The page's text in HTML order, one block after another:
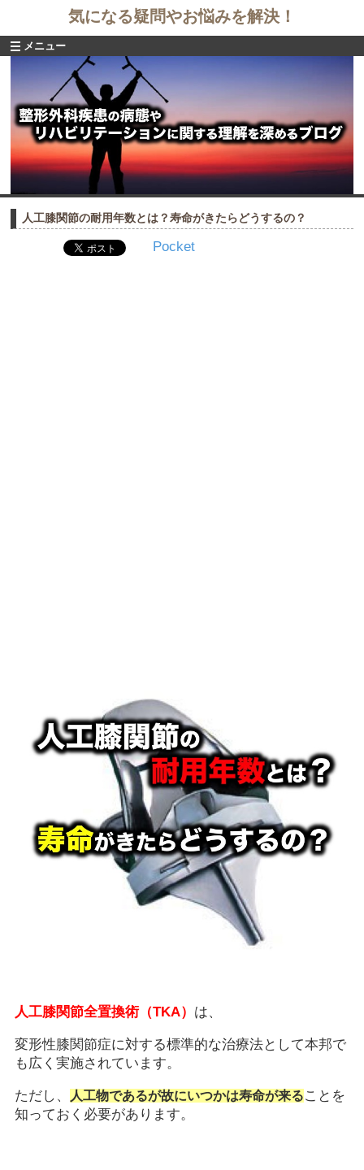
気になる疑問やお悩みを解決！
メニュー
人工膝関節の耐用年数とは？寿命がきたらどうするの？
Pocket
人工膝関節全置換術（TKA） は、
変形性膝関節症に対する標準的な治療法として本邦で
も広く実施されています。
ただし、 人工物であるが故にいつかは寿命が来ることを
知っておく必要があります。